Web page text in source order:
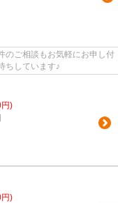
のご相談もお気軽にお申し付
ちしています♪
)
)